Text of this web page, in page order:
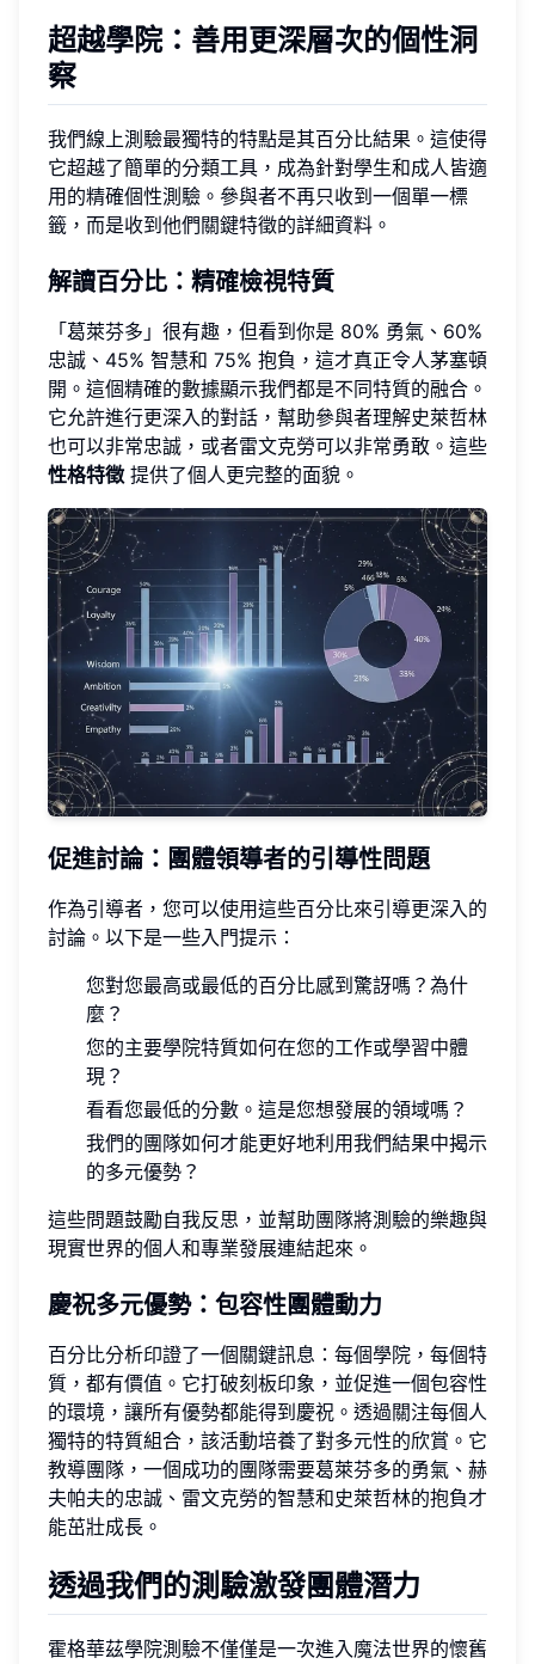
超越學院：善用更深層次的個性洞
察
我們線上測驗最獨特的特點是其百分比結果。這使得
它超越了簡單的分類工具，成為針對學生和成人皆適
用的精確個性測驗。參與者不再只收到一個單一標
籤，而是收到他們關鍵特徵的詳細資料。
解讀百分比：精確檢視特質
「葛萊芬多」很有趣，但看到你是 80% 勇氣、60%
忠誠、45% 智慧和 75% 抱負，這才真正令人茅塞頓
開。這個精確的數據顯示我們都是不同特質的融合。
它允許進行更深入的對話，幫助參與者理解史萊哲林
也可以非常忠誠，或者雷文克勞可以非常勇敢。這些
性格特徵提供了個人更完整的面貌。
促進討論：團體領導者的引導性問題
作為引導者，您可以使用這些百分比來引導更深入的
討論。以下是一些入門提示：
您對您最高或最低的百分比感到驚訝嗎？為什
麼？
您的主要學院特質如何在您的工作或學習中體
現？
看看您最低的分數。這是您想發展的領域嗎？
我們的團隊如何才能更好地利用我們結果中揭示
的多元優勢？
這些問題鼓勵自我反思，並幫助團隊將測驗的樂趣與
現實世界的個人和專業發展連結起來。
慶祝多元優勢：包容性團體動力
百分比分析印證了一個關鍵訊息：每個學院，每個特
質，都有價值。它打破刻板印象，並促進一個包容性
的環境，讓所有優勢都能得到慶祝。透過關注每個人
獨特的特質組合，該活動培養了對多元性的欣賞。它
教導團隊，一個成功的團隊需要葛萊芬多的勇氣、赫
夫帕夫的忠誠、雷文克勞的智慧和史萊哲林的抱負才
能茁壯成長。
透過我們的測驗激發團體潛力
霍格華茲學院測驗不僅僅是一次進入魔法世界的懷舊